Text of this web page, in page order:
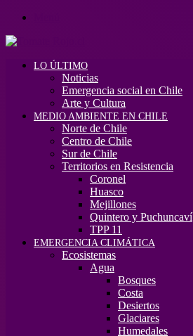
LO ÚLTIMO
Noticias
Emergencia social en Chile
Arte y Cultura
MEDIO AMBIENTE EN CHILE
Norte de Chile
Centro de Chile
Sur de Chile
Territorios en Resistencia
Coronel
Huasco
Mejillones
Quintero y Puchuncaví
TPP 11
EMERGENCIA CLIMÁTICA
Ecosistemas
Agua
Bosques
Costa
Desiertos
Glaciares
Humedales